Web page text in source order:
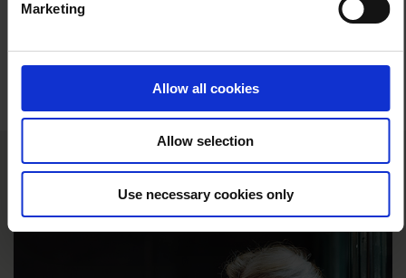
Marketing
Allow all cookies
Allow selection
Use necessary cookies only
lande med at digitalisere deres
Har du lyst til at se?